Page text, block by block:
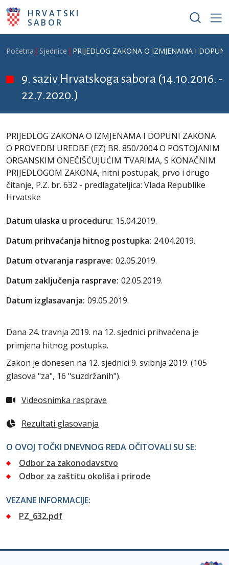
Skoči na glavni sadržaj
HRVATSKI
SABOR
Breadcrumb
Početna Sjednice PRIJEDLOG ZAKONA O IZMJENAMA I
9. saziv Hrvatskoga sabora (14.10.2016. -
22.7.2020.)
PRIJEDLOG ZAKONA O IZMJENAMA I DOPUNI ZAKONA
O PROVEDBI UREDBE (EZ) BR. 850/2004 O POSTOJANIM
ORGANSKIM ONEČIŠĆUJUĆIM TVARIMA, S KONAČNIM
PRIJEDLOGOM ZAKONA, hitni postupak, prvo i drugo
čitanje, P.Z. br. 632 - predlagateljica: Vlada Republike
Hrvatske
Datum ulaska u proceduru: 15.04.2019.
Datum prihvaćanja hitnog postupka: 24.04.2019.
Datum otvaranja rasprave: 02.05.2019.
Datum zaključenja rasprave: 02.05.2019.
Datum izglasavanja: 09.05.2019.
Dana 24. travnja 2019. na 12. sjednici prihvaćena je
primjena hitnog postupka.
Zakon je donesen na 12. sjednici 9. svibnja 2019. (105
glasova "za", 16 "suzdržanih").
Videosnimka rasprave
Rezultati glasovanja
O OVOJ TOČKI DNEVNOG REDA OČITOVALI SU SE:
Odbor za zakonodavstvo
Odbor za zaštitu okoliša i prirode
VEZANE INFORMACIJE:
PZ_632.pdf